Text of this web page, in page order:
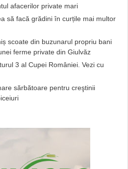
afacerilor private mari
să facă grădini în curțile mai multor
scoate din buzunarul propriu bani
ferme private din Giulvăz
3 al Cupei României. Vezi cu
sărbătoare pentru creştinii